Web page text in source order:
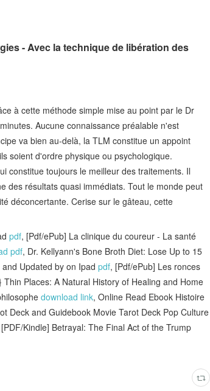
- Avec la technique de libération des
à cette méthode simple mise au point par le Dr
Aucune connaissance préalable n'est
va bien au-delà, la TLM constitue un appoint
soient d'ordre physique ou psychologique.
constitue toujours le meilleur des traitements. Il
des résultats quasi immédiats. Tout le monde peut
déconcertante. Cerise sur le gâteau, cette
pdf, [Pdf/ePub] La clinique du coureur - La santé
pdf, Dr. Kellyann's Bone Broth Diet: Lose Up to 15
Updated by on Ipad pdf, [Pdf/ePub] Les ronces
Thin Places: A Natural History of Healing and Home
download link, Online Read Ebook Histoire
Deck and Guidebook Movie Tarot Deck Pop Culture
Kindle] Betrayal: The Final Act of the Trump